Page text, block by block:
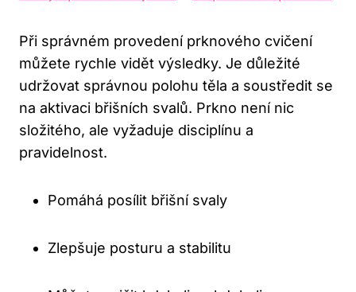
Při správném provedení prknového cvičení
můžete rychle vidět výsledky. Je důležité
udržovat správnou polohu těla a soustředit se
na aktivaci břišních svalů. Prkno není nic
složitého, ale vyžaduje disciplínu a
pravidelnost.
Pomáhá posílit břišní svaly
Zlepšuje posturu a stabilitu